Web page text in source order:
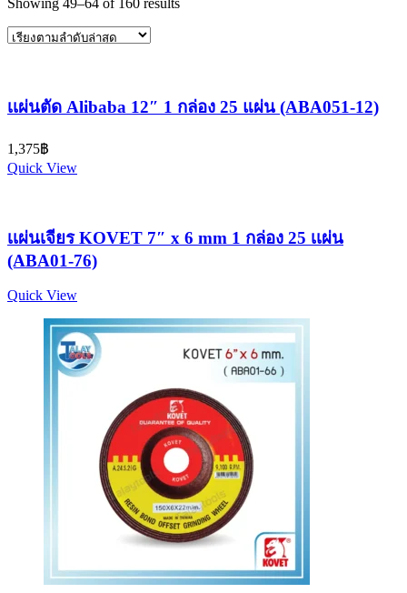
Showing 49–64 of 160 results
เเผ่นตัด Alibaba 12″ 1 กล่อง 25 แผ่น (ABA051-12)
1,375฿
Quick View
เเผ่นเจียร KOVET 7″ x 6 mm 1 กล่อง 25 เเผ่น
(ABA01-76)
Quick View